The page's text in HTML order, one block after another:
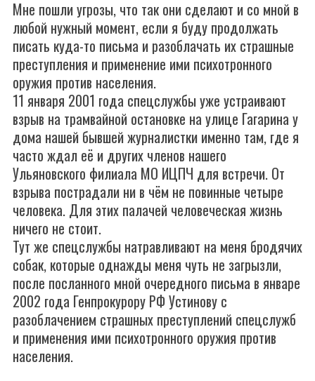
Мне пошли угрозы, что так они сделают и со мной в
любой нужный момент, если я буду продолжать
писать куда-то письма и разоблачать их страшные
преступления и применение ими психотронного
оружия против населения.
11 января 2001 года спецслужбы уже устраивают
взрыв на трамвайной остановке на улице Гагарина у
дома нашей бывшей журналистки именно там, где я
часто ждал её и других членов нашего
Ульяновского филиала МО ИЦПЧ для встречи. От
взрыва пострадали ни в чём не повинные четыре
человека. Для этих палачей человеческая жизнь
ничего не стоит.
Тут же спецслужбы натравливают на меня бродячих
собак, которые однажды меня чуть не загрызли,
после посланного мной очередного письма в январе
2002 года Генпрокурору РФ Устинову с
разоблачением страшных преступлений спецслужб
и применения ими психотронного оружия против
населения.